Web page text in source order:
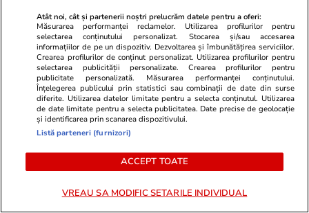
Știri România
„Nimeni nu mai riscă o estimare”: Migrarea
aplicațiilor ANCPI în Cloudul Guvernamental
întârzie, iar 10.000 de profesioniști din
cadastru sunt blocați
Știri România
Român întors acasă după 25 de ani în
Germania: „Și urzica e mai faină aici decât
trandafirii dincolo”
Atât noi, cât și partenerii noștri prelucrăm datele pentru a oferi:
Măsurarea performanței reclamelor. Utilizarea profilurilor pentru
selectarea conținutului personalizat. Stocarea și/sau accesarea
informațiilor de pe un dispozitiv. Dezvoltarea și îmbunătățirea serviciilor.
Crearea profilurilor de conținut personalizat. Utilizarea profilurilor pentru
selectarea publicității personalizate. Crearea profilurilor pentru
publicitate personalizată. Măsurarea performanței conținutului.
Înțelegerea publicului prin statistici sau combinații de date din surse
diferite. Utilizarea datelor limitate pentru a selecta conținutul. Utilizarea
de date limitate pentru a selecta publicitatea. Date precise de geolocație
și identificarea prin scanarea dispozitivului.
Listă parteneri (furnizori)
ACCEPT TOATE
VREAU SA MODIFIC SETARILE INDIVIDUAL